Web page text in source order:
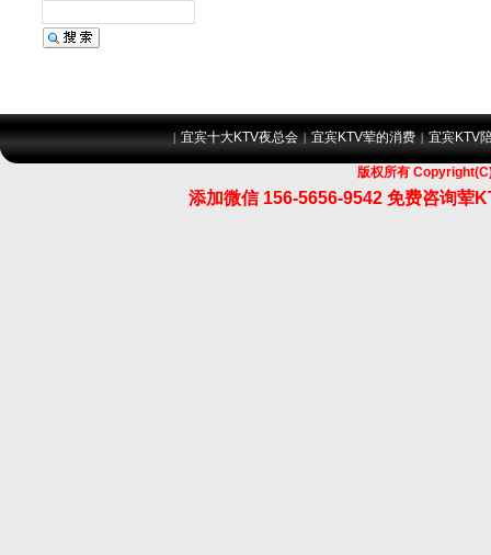
|宜宾十大KTV夜总会 |宜宾KTV荤的消费 |宜宾KTV
版权所有
添加微信 156-5656-9542 免费咨询荤